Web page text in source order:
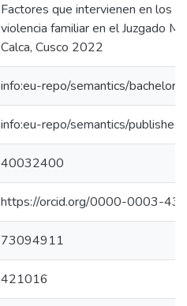
Factores que intervienen en los
violencia familiar en el Juzgado
Calca, Cusco 2022
info:eu-repo/semantics/
info:eu-repo/semantics/
40032400
https://orcid.org/0000-0003-
73094911
421016